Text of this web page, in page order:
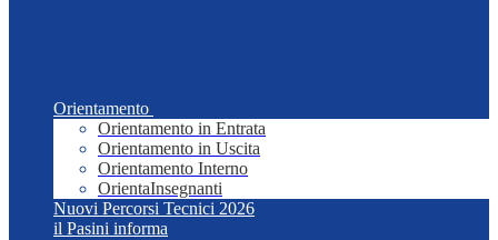
Orientamento
Orientamento in Entrata
Orientamento in Uscita
Orientamento Interno
OrientaInsegnanti
Nuovi Percorsi Tecnici 2026
il Pasini informa